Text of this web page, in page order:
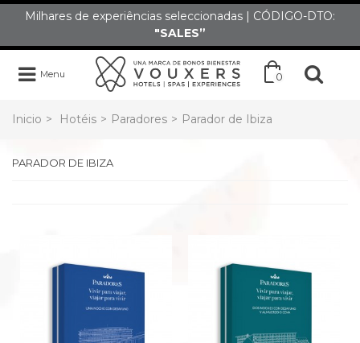
Milhares de experiências seleccionadas | CÓDIGO-DTO:
"SALES”
Menu 0
Inicio > Hotéis > Paradores > Parador de Ibiza
PARADOR DE IBIZA